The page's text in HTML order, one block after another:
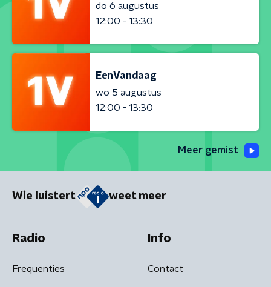
do 6 augustus
12:00 - 13:30
EenVandaag
wo 5 augustus
12:00 - 13:30
Meer gemist
Wie luistert weet meer
Radio
Frequenties
Info
Contact